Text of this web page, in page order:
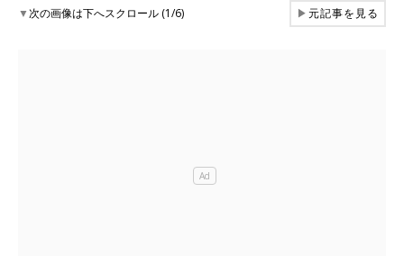
▼次の画像は下へスクロール (1/6) ▶元記事を見る